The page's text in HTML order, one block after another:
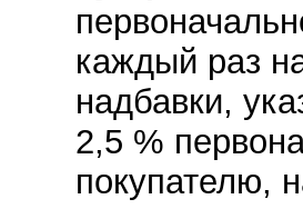
каждый раз
надбавки,
2,5 %
покупателю,